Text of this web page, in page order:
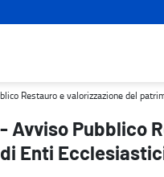
del patrimonio culturale
Restauro e valorizzazione del
Avviso Pubblico
Enti